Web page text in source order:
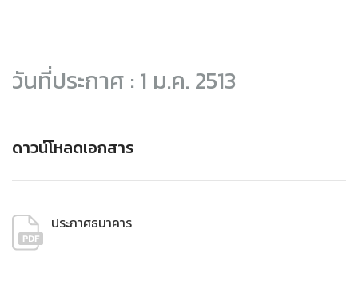
วันที่ประกาศ : 1 ม.ค. 2513
ดาวน์โหลดเอกสาร
ประกาศธนาคาร